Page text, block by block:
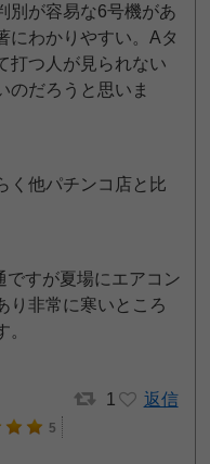
別が容易な6号機があ
にわかりやすい。Aタ
打つ人が見られない
のだろうと思いま
く他パチンコ店と比
すが夏場にエアコン
り非常に寒いところ
1 返信
5